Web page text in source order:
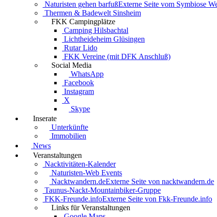
Naturisten gehen barfußExterne Seite vom Symbiose
Thermen & Badewelt Sinsheim
FKK Campingplätze
Camping Hilsbachtal
Lichtheideheim Glüsingen
Rutar Lido
FKK Vereine (mit DFK Anschluß)
Social Media
WhatsApp
Facebook
Instagram
X
Skype
Inserate
Unterkünfte
Immobilien
News
Veranstaltungen
Nacktivitäten-Kalender
Naturisten-Web Events
Nacktwandern.deExterne Seite von nacktwandern.de
Taunus-Nackt-Mountainbiker-Gruppe
FKK-Freunde.infoExterne Seite von Fkk-Freunde.info
Links für Veranstaltungen